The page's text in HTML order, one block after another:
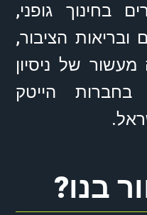
בחינוך גופני,
הציבור,
של ניסיון
בחברות הייטק
בנו?